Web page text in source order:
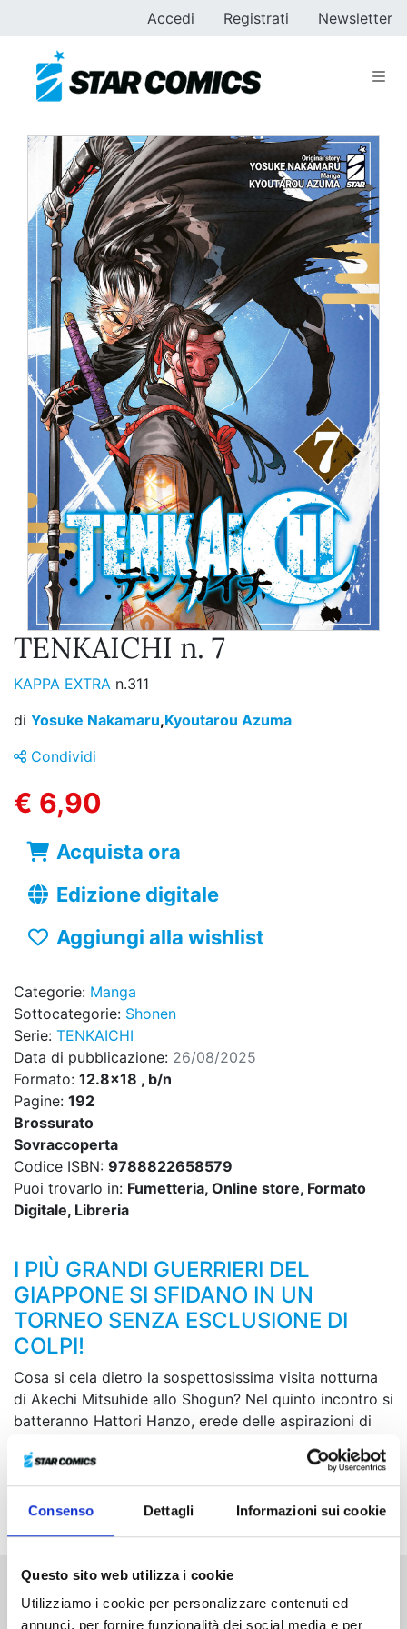
Consenso Dettagli Informazioni sui cookie
Questo sito web utilizza i cookie
Utilizziamo i cookie per personalizzare contenuti ed
annunci, per fornire funzionalità dei social media e per
Accedi Registrati Newsletter
TENKAICHI n. 7
KAPPA EXTRA n.311
di Yosuke Nakamaru,Kyoutarou Azuma
Condividi
€ 6,90
Acquista ora
Edizione digitale
Aggiungi alla wishlist
Categorie: Manga
Sottocategorie: Shonen
Serie: TENKAICHI
Data di pubblicazione: 26/08/2025
Formato: 12.8x18 , b/n
Pagine: 192
Brossurato
Sovraccoperta
Codice ISBN: 9788822658579
Puoi trovarlo in: Fumetteria, Online store, Formato
Digitale, Libreria
I PIÙ GRANDI GUERRIERI DEL
GIAPPONE SI SFIDANO IN UN
TORNEO SENZA ESCLUSIONE DI
COLPI!
Cosa si cela dietro la sospettosissima visita notturna
di Akechi Mitsuhide allo Shogun? Nel quinto incontro si
batteranno Hattori Hanzo, erede delle aspirazioni di
di Iga, e Sasaki Kojiro, l'enigmatica “bambola
assassina” creata da Kanemaki Jisai, un genio assoluto
delle arti marziali... Che vinca il migliore!
Altri volumi della serie